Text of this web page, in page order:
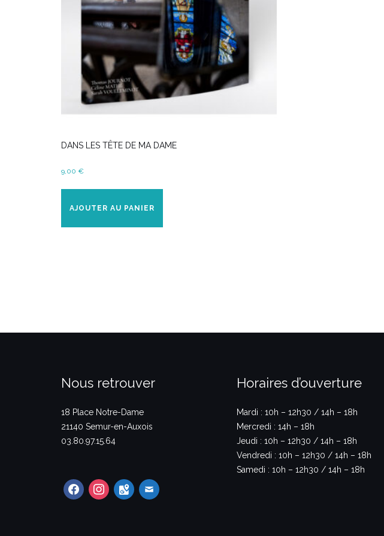
DANS LES TÊTE DE MA DAME
9,00 €
AJOUTER AU PANIER
Nous retrouver
18 Place Notre-Dame
21140 Semur-en-Auxois
03.80.97.15.64
facebookinstagramgoogle-
maps
mail
Horaires d’ouverture
Mardi : 10h – 12h30 / 14h – 18h
Mercredi : 14h – 18h
Jeudi : 10h – 12h30 / 14h – 18h
Vendredi : 10h – 12h30 / 14h – 18h
Samedi : 10h – 12h30 / 14h – 18h